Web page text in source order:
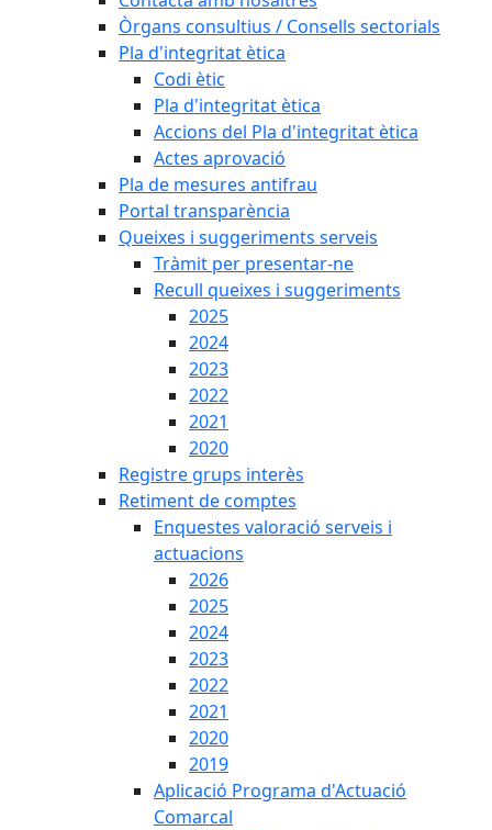
Òrgans consultius / Consells sectorials
Pla d'integritat ètica
Codi ètic
Pla d'integritat ètica
Accions del Pla d'integritat ètica
Actes aprovació
Pla de mesures antifrau
Portal transparència
Queixes i suggeriments serveis
Tràmit per presentar-ne
Recull queixes i suggeriments
2025
2024
2023
2022
2021
2020
Registre grups interès
Retiment de comptes
Enquestes valoració serveis i
actuacions
2026
2025
2024
2023
2022
2021
2020
2019
Aplicació Programa d'Actuació
Comarcal